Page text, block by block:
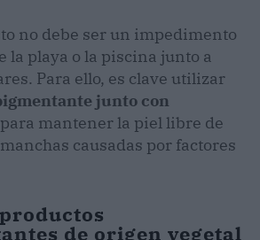
no debe ser un impedimento
la playa o la piscina junto a
Para ello, es clave utilizar
junto con
para mantener la piel libre de
causadas por factores
de origen vegetal